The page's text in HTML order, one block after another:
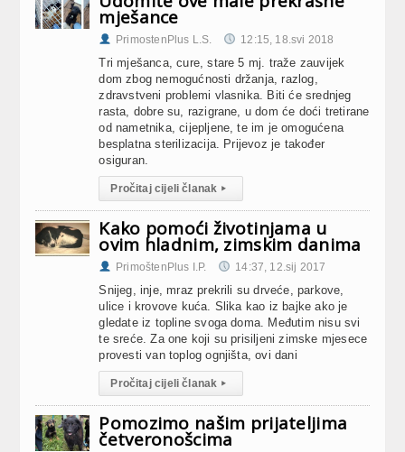
mješance
PrimostenPlus L.S. 12:15, 18.svi 2018
Tri mješanca, cure, stare 5 mj. traže zauvijek
dom zbog nemogućnosti držanja, razlog,
zdravstveni problemi vlasnika. Biti će srednjeg
rasta, dobre su, razigrane, u dom će doći tretirane
od nametnika, cijepljene, te im je omogućena
besplatna sterilizacija. Prijevoz je također
osiguran.
Pročitaj cijeli članak ▸
Kako pomoći životinjama u
ovim hladnim, zimskim danima
PrimoštenPlus I.P. 14:37, 12.sij 2017
Snijeg, inje, mraz prekrili su drveće, parkove,
ulice i krovove kuća. Slika kao iz bajke ako je
gledate iz topline svoga doma. Međutim nisu svi
te sreće. Za one koji su prisiljeni zimske mjesece
provesti van toplog ognjišta, ovi dani
Pročitaj cijeli članak ▸
Pomozimo našim prijateljima
četveronošcima